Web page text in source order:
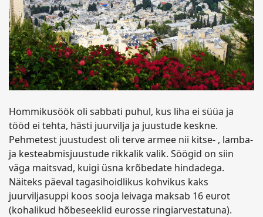
Hommikusöök oli sabbati puhul, kus liha ei süüa ja
tööd ei tehta, hästi juurvilja ja juustude keskne.
Pehmetest juustudest oli terve armee nii kitse- , lamba-
ja kesteabmisjuustude rikkalik valik. Söögid on siin
väga maitsvad, kuigi üsna krõbedate hindadega.
Näiteks päeval tagasihoidlikus kohvikus kaks
juurviljasuppi koos sooja leivaga maksab 16 eurot
(kohalikud hõbeseeklid eurosse ringiarvestatuna).